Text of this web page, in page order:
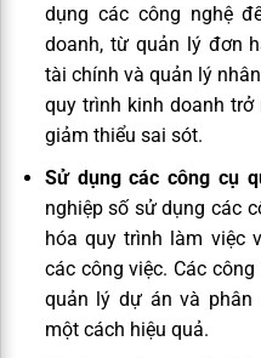
dụng các công nghệ
doanh, từ quản lý đơn
tài chính và quản lý
quy trình kinh doanh trở
giảm thiểu sai sót.
Sử dụng các công cụ
nghiệp số sử dụng các
hóa quy trình làm việc
các công việc. Các
quản lý dự án và phân
một cách hiệu quả.